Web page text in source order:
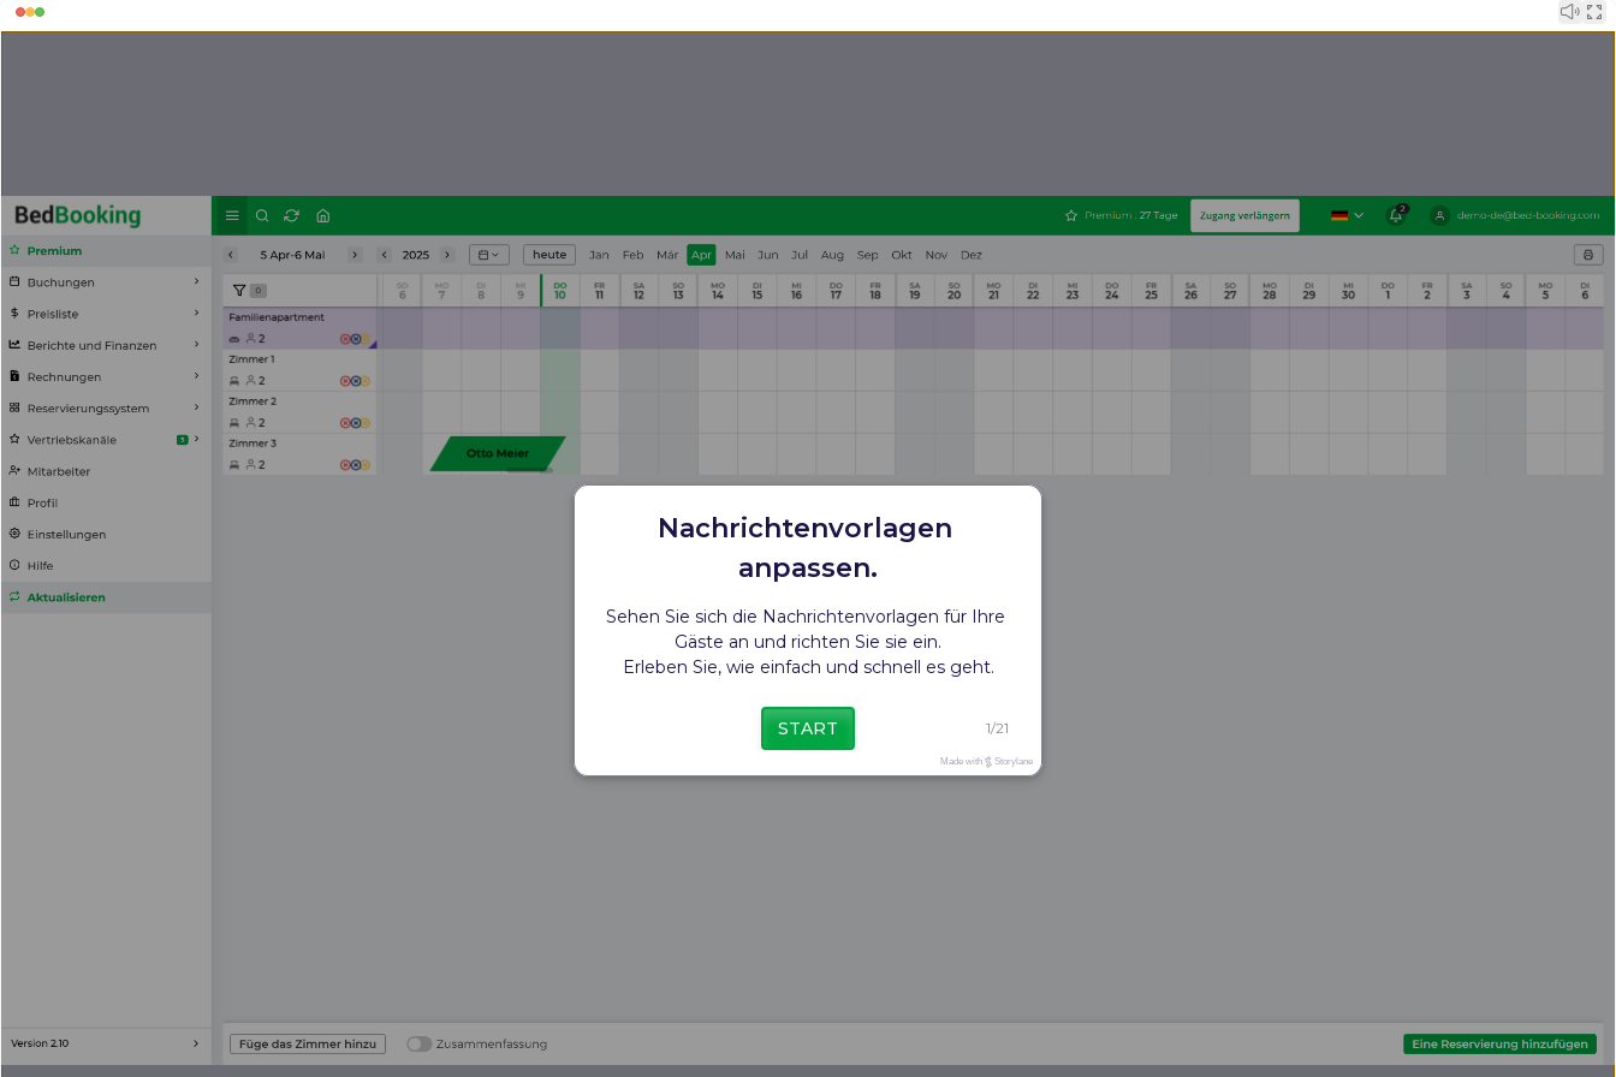
Nachrichtenvorlagen
anpassen.
Sehen Sie sich die Nachrichtenvorlagen für Ihre
Gäste an und richten Sie sie ein.
Erleben Sie, wie einfach und schnell es geht.
1/21
START
Made with Storylane